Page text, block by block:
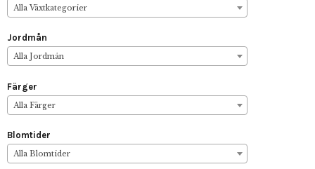
Alla Växtkategorier
Jordmån
Alla Jordmån
Färger
Alla Färger
Blomtider
Alla Blomtider